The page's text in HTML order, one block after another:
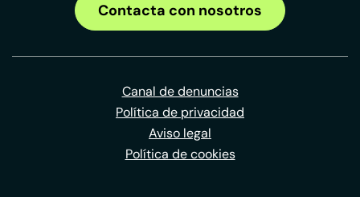
Contacta con nosotros
Canal de denuncias
Política de privacidad
Aviso legal
Política de cookies